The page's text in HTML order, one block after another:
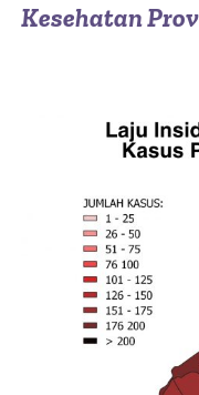
Kesehatan